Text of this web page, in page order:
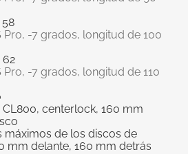
58
Pro, -7 grados, longitud de 100
62
Pro, -7 grados, longitud de 110
CL800, centerlock, 160 mm
máximos de los discos de
mm delante, 160 mm detrás